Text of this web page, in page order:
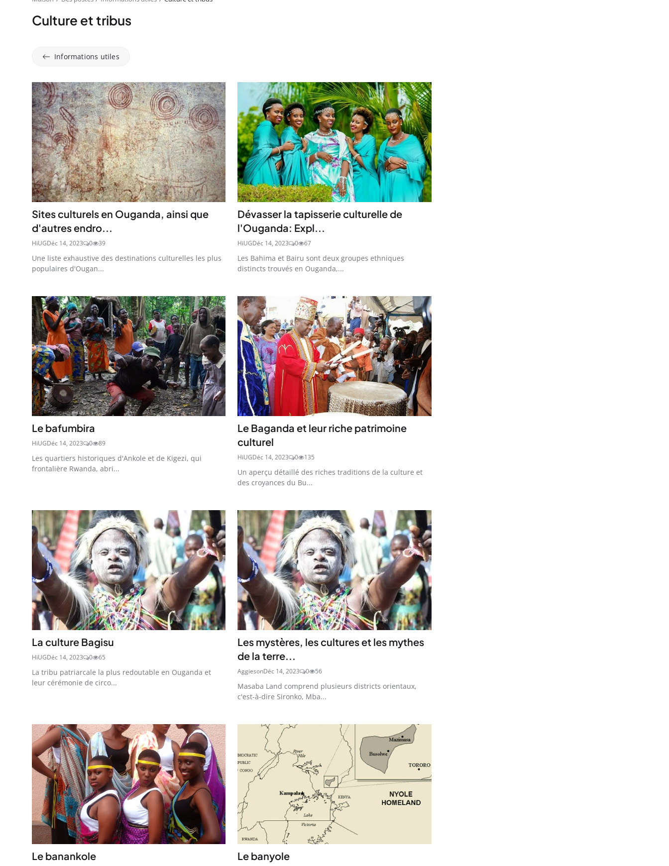
Culture et tribus
Informations utiles
Sites culturels en Ouganda, ainsi que
d'autres endro...
HiUGDéc 14, 2023 0 39
Une liste exhaustive des destinations culturelles les plus
populaires d'Ougan...
Dévasser la tapisserie culturelle de
l'Ouganda: Expl...
HiUGDéc 14, 2023 0 67
Les Bahima et Bairu sont deux groupes ethniques
distincts trouvés en Ouganda,...
Le bafumbira
HiUGDéc 14, 2023 0 89
Les quartiers historiques d'Ankole et de Kigezi, qui
frontalière Rwanda, abri...
Le Baganda et leur riche patrimoine
culturel
HiUGDéc 14, 2023 0 135
Un aperçu détaillé des riches traditions de la culture et
des croyances du Bu...
La culture Bagisu
HiUGDéc 14, 2023 0 65
La tribu patriarcale la plus redoutable en Ouganda et
leur cérémonie de circo...
Les mystères, les cultures et les mythes
de la terre...
AggiesonDéc 14, 2023 0 56
Masaba Land comprend plusieurs districts orientaux,
c'est-à-dire Sironko, Mba...
Le banankole Le banyole